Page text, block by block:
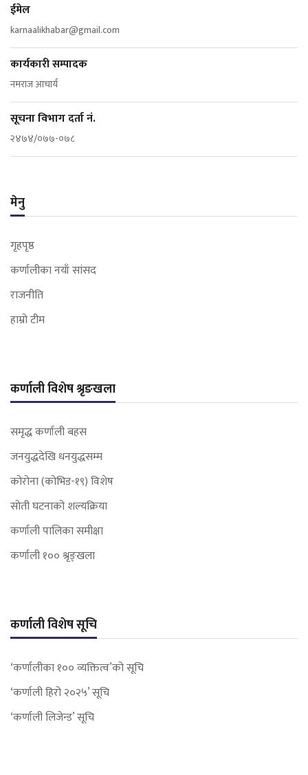
ईमेल
karnaalikhabar@gmail.com
कार्यकारी सम्पादक
नमराज आचार्य
सूचना विभाग दर्ता नं.
२४७४/०७७-०७८
मेनु
गृहपृष्ठ
कर्णालीका नयाँ सांसद
राजनीति
हाम्रो टीम
कर्णाली विशेष श्रृङखला
समृद्ध कर्णाली बहस
जनयुद्धदेखि धनयुद्धसम्म
कोरोना (कोभिड-१९) विशेष
सोती घटनाको शल्यक्रिया
कर्णाली पालिका समीक्षा
कर्णाली १०० श्रृङ्खला
कर्णाली विशेष सूचि
‘कर्णालीका १०० व्यक्तित्व’को सूचि
‘कर्णाली हिरो २०२५’ सूचि
‘कर्णाली लिजेन्ड’ सूचि